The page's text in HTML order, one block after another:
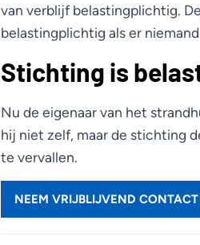
van verblijf belastingplichtig.
belastingplichtig als er
Stichting is
Nu de eigenaar van het
hij niet zelf, maar de stichting
te vervallen.
NEEM VRIJBLIJVEND